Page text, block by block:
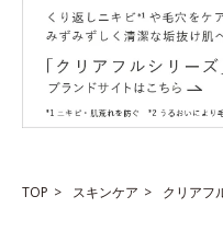
TOP スキンケア クリアフ